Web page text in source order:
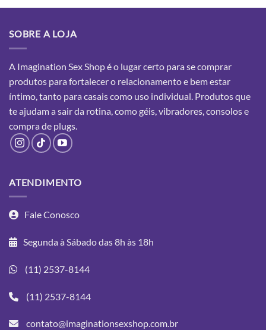
SOBRE A LOJA
A Imagination Sex Shop é o lugar certo para se comprar
produtos para fortalecer o relacionamento e bem estar
íntimo, tanto para casais como uso individual. Produtos que
te ajudam a sair da rotina, como géis, vibradores, consolos e
comprade plugs.
ATENDIMENTO
Fale Conosco
Segunda à Sábado das 8h às 18h
(11) 2537-8144
(11) 2537-8144
contato@imaginationsexshop.com.br